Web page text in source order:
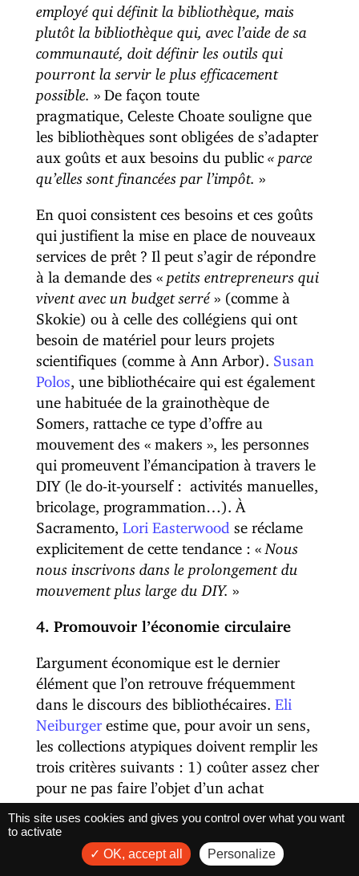
employé qui définit la bibliothèque, mais
plutôt la bibliothèque qui, avec l’aide de sa
communauté, doit définir les outils qui
pourront la servir le plus efficacement
possible.
» De façon toute
pragmatique, Celeste Choate souligne que
les bibliothèques sont obligées de s’adapter
aux goûts et aux besoins du public
« parce
qu’elles sont financées par l’impôt.
En quoi consistent ces besoins et ces goûts
qui justifient la mise en place de nouveaux
services de prêt ? Il peut s’agir de répondre
à la demande des « petits entrepreneurs qui
vivent avec un budget serré» (comme à
Skokie) ou à celle des collégiens qui ont
besoin de matériel pour leurs projets
scientifiques (comme à Ann Arbor). Susan
Polos , une bibliothécaire qui est également
une habituée de la grainothèque de
Somers, rattache ce type d’offre au
mouvement des « makers », les personnes
qui promeuvent l’émancipation à travers le
DIY (le do-it-yourself : activités manuelles,
bricolage, programmation…). À
Sacramento, Lori Easterwood se réclame
explicitement de cette tendance : « Nous
nous inscrivons dans le prolongement du
mouvement plus large du DIY.
4. Promouvoir l’économie circulaire
L’argument économique est le dernier
élément que l’on retrouve fréquemment
dans le discours des bibliothécaires. Eli
Neiburgerestime que, pour avoir un sens,
les collections atypiques doivent remplir les
trois critères suivants : 1) coûter assez cher
pour ne pas faire l’objet d’un achat
d’impulsion, 2) être utile pendant une
courte période (7 jours par exemple) 3) ne
pas correspondre à un besoin
permanent. Un bon exemple ? le theremin
This site uses cookies and gives you control over what you want
to activate
OK, accept all
Personalize